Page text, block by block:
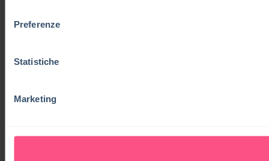
Preferenze
Statistiche
Marketing